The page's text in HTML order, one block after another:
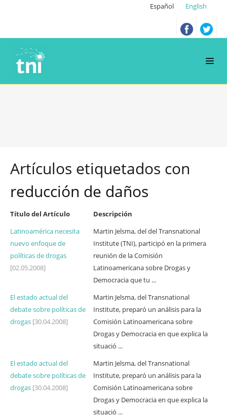
Español English
Artículos etiquetados con
reducción de daños
Título del Artículo
Descripción
Latinoamérica necesita
nuevo enfoque de
políticas de drogas
[02.05.2008]
Martin Jelsma, del del Transnational
Institute (TNI), participó en la primera
reunión de la Comisión
Latinoamericana sobre Drogas y
Democracia que tu ...
El estado actual del
debate sobre políticas de
drogas [30.04.2008]
Martin Jelsma, del Transnational
Institute, preparó un análisis para la
Comisión Latinoamericana sobre
Drogas y Democracia en que explica la
situació ...
El estado actual del
debate sobre políticas de
drogas [30.04.2008]
Martin Jelsma, del Transnational
Institute, preparó un análisis para la
Comisión Latinoamericana sobre
Drogas y Democracia en que explica la
situació ...